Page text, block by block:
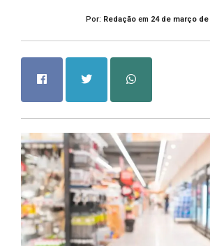
Por: Redaçãoem 24 de março de